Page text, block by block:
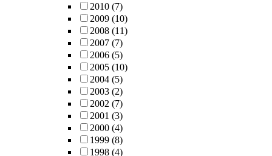
2010 (7)
2009 (10)
2008 (11)
2007 (7)
2006 (5)
2005 (10)
2004 (5)
2003 (2)
2002 (7)
2001 (3)
2000 (4)
1999 (8)
1998 (4)